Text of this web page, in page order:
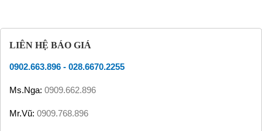
LIÊN HỆ BÁO GIÁ
0902.663.896 - 028.6670.2255
Ms.Nga: 0909.662.896
Mr.Vũ: 0909.768.896